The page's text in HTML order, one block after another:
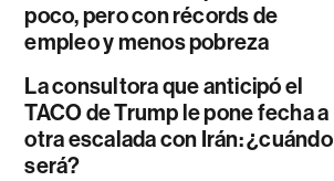
poco, pero con récords de
empleo y menos pobreza
La consultora que anticipó el
TACO de Trump le pone fecha a
otra escalada con Irán: ¿cuándo
será?